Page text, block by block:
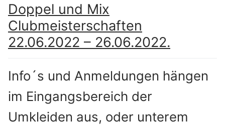
Doppel und Mix
Clubmeisterschaften
22.06.2022 – 26.06.2022.
Info´s und Anmeldungen hängen
im Eingangsbereich der
Umkleiden aus, oder unterem